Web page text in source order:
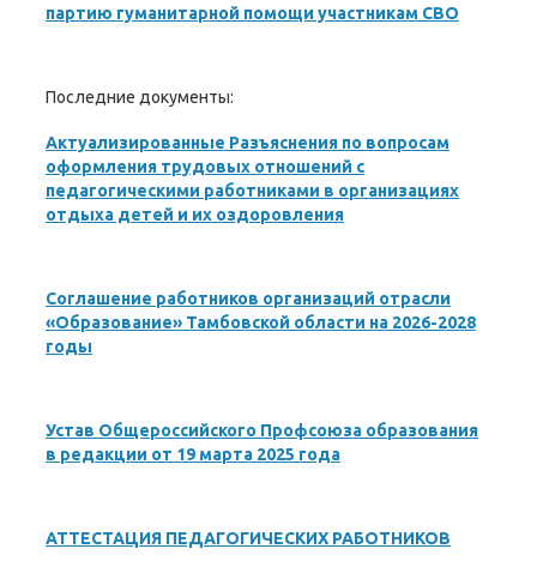
партию гуманитарной помощи участникам СВО
Последние документы:
Актуализированные Разъяснения по вопросам
оформления трудовых отношений с
педагогическими работниками в организациях
отдыха детей и их оздоровления
Соглашение работников организаций отрасли
«Образование» Тамбовской области на 2026-2028
годы
Устав Общероссийского Профсоюза образования
в редакции от 19 марта 2025 года
АТТЕСТАЦИЯ ПЕДАГОГИЧЕСКИХ РАБОТНИКОВ